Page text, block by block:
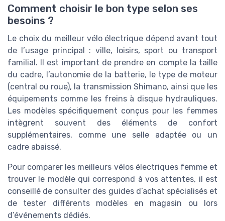
Comment choisir le bon type selon ses
besoins ?
Le choix du meilleur vélo électrique dépend avant tout
de l’usage principal : ville, loisirs, sport ou transport
familial. Il est important de prendre en compte la taille
du cadre, l’autonomie de la batterie, le type de moteur
(central ou roue), la transmission Shimano, ainsi que les
équipements comme les freins à disque hydrauliques.
Les modèles spécifiquement conçus pour les femmes
intègrent souvent des éléments de confort
supplémentaires, comme une selle adaptée ou un
cadre abaissé.
Pour comparer les meilleurs vélos électriques femme et
trouver le modèle qui correspond à vos attentes, il est
conseillé de consulter des guides d’achat spécialisés et
de tester différents modèles en magasin ou lors
d’événements dédiés.